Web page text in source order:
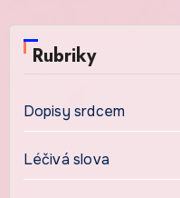
Rubriky
Dopisy srdcem
Léčivá slova